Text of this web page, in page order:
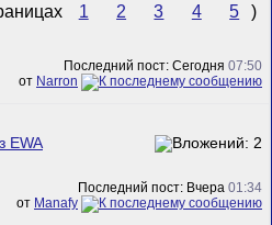
1 2 3 4 5 )
Последний пост: Сегодня 07:50
от Narron
EWA
Последний пост: Вчера 01:34
от Manafy